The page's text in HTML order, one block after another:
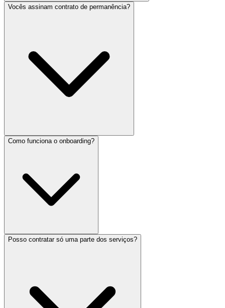
Vocês assinam contrato de permanência?
Como funciona o onboarding?
Posso contratar só uma parte dos serviços?